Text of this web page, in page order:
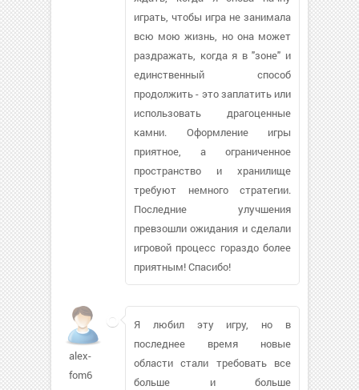
играть, чтобы игра не занимала
всю мою жизнь, но она может
раздражать, когда я в "зоне" и
единственный способ
продолжить - это заплатить или
использовать драгоценные
камни. Оформление игры
приятное, а ограниченное
пространство и хранилище
требуют немного стратегии.
Последние улучшения
превзошли ожидания и сделали
игровой процесс гораздо более
приятным! Спасибо!
alex-
fom6
Я любил эту игру, но в
последнее время новые
области стали требовать все
больше и больше